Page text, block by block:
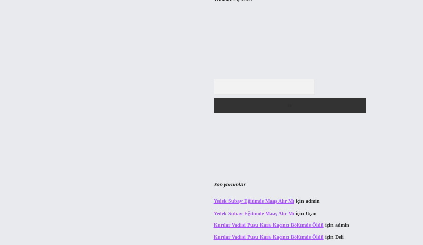
Son yorumlar
Yedek Subay Eğitimde Maaş Alır Mı için admin
Yedek Subay Eğitimde Maaş Alır Mı için Uçan
Kurtlar Vadisi Pusu Kara Kaçıncı Bölümde Öldü için admin
Kurtlar Vadisi Pusu Kara Kaçıncı Bölümde Öldü için Deli